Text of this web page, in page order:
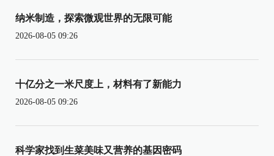
纳米制造，探索微观世界的无限可能
2026-08-05 09:26
十亿分之一米尺度上，材料有了新能力
2026-08-05 09:26
科学家找到生菜美味又营养的基因密码